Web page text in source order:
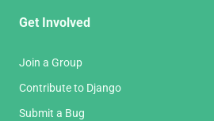
Get Involved
Join a Group
Contribute to Django
Submit a Bug